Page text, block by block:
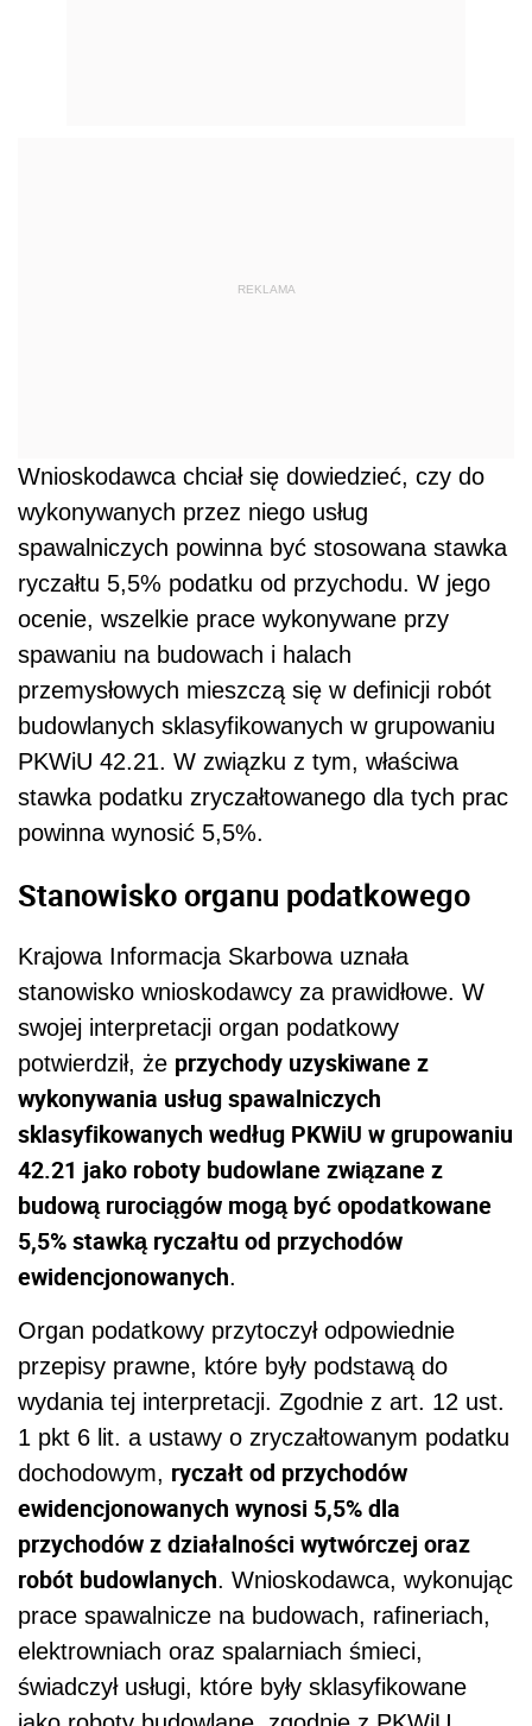
REKLAMA
Wnioskodawca chciał się dowiedzieć, czy do
wykonywanych przez niego usług
spawalniczych powinna być stosowana stawka
ryczałtu 5,5% podatku od przychodu. W jego
ocenie, wszelkie prace wykonywane przy
spawaniu na budowach i halach
przemysłowych mieszczą się w definicji robót
budowlanych sklasyfikowanych w grupowaniu
PKWiU 42.21. W związku z tym, właściwa
stawka podatku zryczałtowanego dla tych prac
powinna wynosić 5,5%.
Stanowisko organu podatkowego
Krajowa Informacja Skarbowa uznała
stanowisko wnioskodawcy za prawidłowe. W
swojej interpretacji organ podatkowy
potwierdził, że przychody uzyskiwane z
wykonywania usług spawalniczych
sklasyfikowanych według PKWiU w grupowaniu
42.21 jako roboty budowlane związane z
budową rurociągów mogą być opodatkowane
5,5% stawką ryczałtu od przychodów
ewidencjonowanych.
Organ podatkowy przytoczył odpowiednie
przepisy prawne, które były podstawą do
wydania tej interpretacji. Zgodnie z art. 12 ust.
1 pkt 6 lit. a ustawy o zryczałtowanym podatku
dochodowym, ryczałt od przychodów
ewidencjonowanych wynosi 5,5% dla
przychodów z działalności wytwórczej oraz
robót budowlanych. Wnioskodawca, wykonując
prace spawalnicze na budowach, rafineriach,
elektrowniach oraz spalarniach śmieci,
świadczył usługi, które były sklasyfikowane